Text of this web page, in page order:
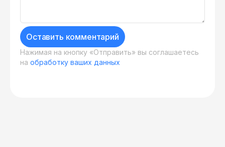
Оставить комментарий
Нажимая на кнопку «Отправить» вы соглашаетесь
на обработку ваших данных